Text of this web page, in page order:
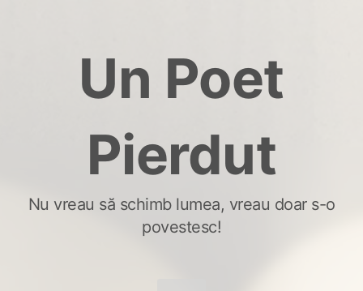
Un Poet
Pierdut
Nu vreau să schimb lumea, vreau doar s-o
povestesc!